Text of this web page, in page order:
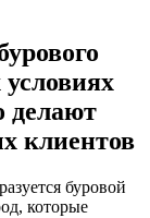
делают
клиентов
буровой
которые